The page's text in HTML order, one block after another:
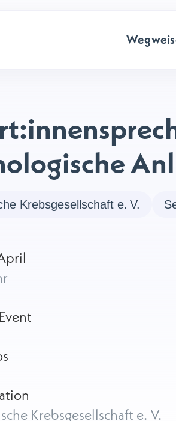
Krebsgesellschaft e. V.
Krebsgesellschaft e. V.